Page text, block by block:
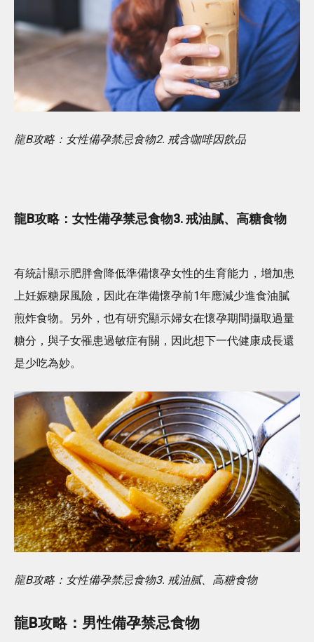
龍B攻略：女性備孕禁忌食物2. 戒含咖啡因飲品
龍B攻略：女性備孕禁忌食物3. 戒油膩、高糖食物
有統計顯示肥胖會降低準備懷孕女性的生育能力，增加患
上妊娠糖尿風險，因此在準備懷孕前1年應減少進食油膩
煎炸食物。另外，也有研究顯示婦女在懷孕期間攝取過量
糖分，與子女罹患過敏症有關，因此想下一代健康成長還
是少吃為妙。
龍B攻略：女性備孕禁忌食物3. 戒油膩、高糖食物
龍B攻略：男性備孕禁忌食物